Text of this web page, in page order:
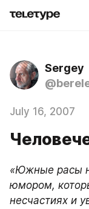
Sergey
July 16, 2007
«Южные расы
юмором,
несчастиях и